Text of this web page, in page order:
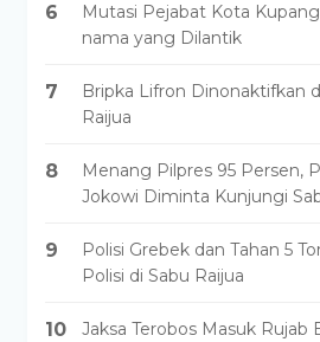
6
Mutasi Pejabat Kota
nama yang Dilantik
7
Bripka Lifron Dinonaktifkan
Raijua
8
Menang Pilpres 95 Persen,
Jokowi Diminta Kunjungi
9
Polisi Grebek dan Tahan 5
Polisi di Sabu Raijua
10 Jaksa Terobos Masuk Rujab